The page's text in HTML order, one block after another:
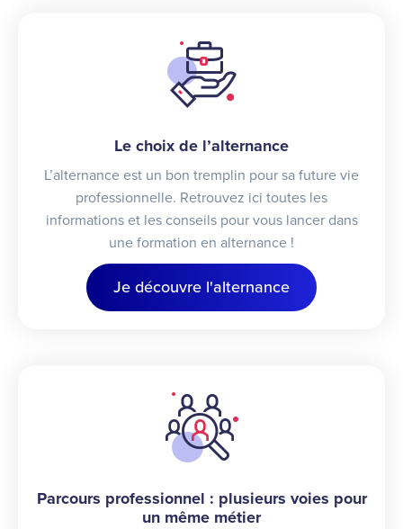
Le choix de l’alternance
L’alternance est un bon tremplin pour sa future vie
professionnelle. Retrouvez ici toutes les
informations et les conseils pour vous lancer dans
une formation en alternance !
Je découvre l'alternance
Parcours professionnel : plusieurs voies pour
un même métier